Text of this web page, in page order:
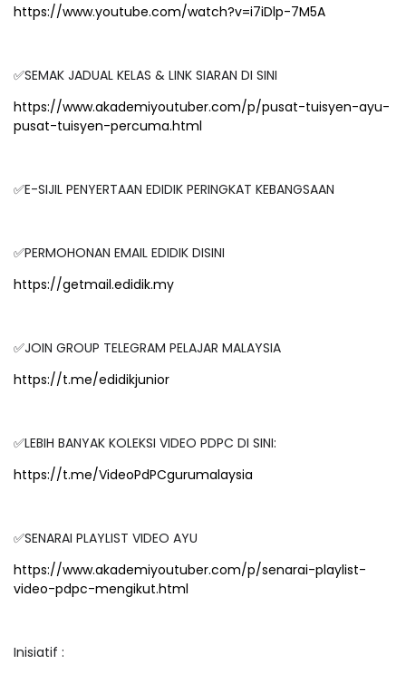
https://www.youtube.com/watch?v=i7iDlp-7M5A
✅SEMAK JADUAL KELAS & LINK SIARAN DI SINI
https://www.akademiyoutuber.com/p/pusat-tuisyen-ayu-
pusat-tuisyen-percuma.html
✅E-SIJIL PENYERTAAN EDIDIK PERINGKAT KEBANGSAAN
✅PERMOHONAN EMAIL EDIDIK DISINI
https://getmail.edidik.my
✅JOIN GROUP TELEGRAM PELAJAR MALAYSIA
https://t.me/edidikjunior
✅LEBIH BANYAK KOLEKSI VIDEO PDPC DI SINI:
https://t.me/VideoPdPCgurumalaysia
✅SENARAI PLAYLIST VIDEO AYU
https://www.akademiyoutuber.com/p/senarai-playlist-
video-pdpc-mengikut.html
Inisiatif :